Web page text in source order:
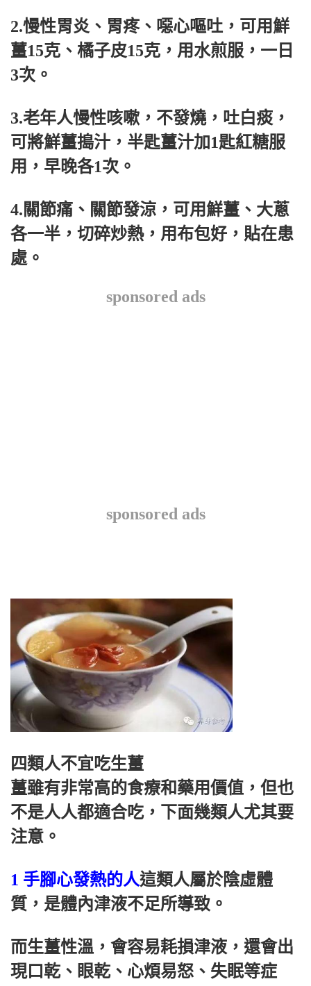
2.慢性胃炎、胃疼、噁心嘔吐，可用鮮
薑15克、橘子皮15克，用水煎服，一日
3次。
3.老年人慢性咳嗽，不發燒，吐白痰，
可將鮮薑搗汁，半匙薑汁加1匙紅糖服
用，早晚各1次。
4.關節痛、關節發涼，可用鮮薑、大蔥
各一半，切碎炒熱，用布包好，貼在患
處。
sponsored ads
sponsored ads
四類人不宜吃生薑
薑雖有非常高的食療和藥用價值，但也
不是人人都適合吃，下面幾類人尤其要
注意。
1 手腳心發熱的人這類人屬於陰虛體
質，是體內津液不足所導致。
而生薑性溫，會容易耗損津液，還會出
現口乾、眼乾、心煩易怒、失眠等症